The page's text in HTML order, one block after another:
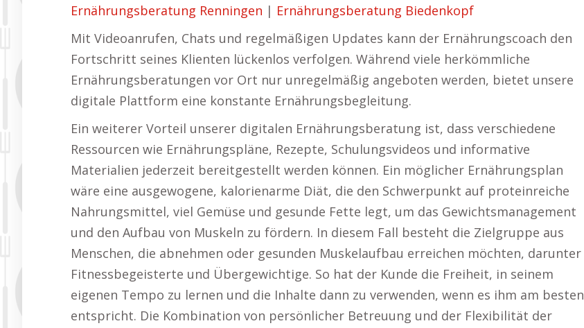
Ernährungsberatung Renningen | Ernährungsberatung Biedenkopf
Mit Videoanrufen, Chats und regelmäßigen Updates kann der Ernährungscoach den
Fortschritt seines Klienten lückenlos verfolgen. Während viele herkömmliche
Ernährungsberatungen vor Ort nur unregelmäßig angeboten werden, bietet unsere
digitale Plattform eine konstante Ernährungsbegleitung.
Ein weiterer Vorteil unserer digitalen Ernährungsberatung ist, dass verschiedene
Ressourcen wie Ernährungspläne, Rezepte, Schulungsvideos und informative
Materialien jederzeit bereitgestellt werden können. Ein möglicher Ernährungsplan
wäre eine ausgewogene, kalorienarme Diät, die den Schwerpunkt auf proteinreiche
Nahrungsmittel, viel Gemüse und gesunde Fette legt, um das Gewichtsmanagement
und den Aufbau von Muskeln zu fördern. In diesem Fall besteht die Zielgruppe aus
Menschen, die abnehmen oder gesunden Muskelaufbau erreichen möchten, darunter
Fitnessbegeisterte und Übergewichtige. So hat der Kunde die Freiheit, in seinem
eigenen Tempo zu lernen und die Inhalte dann zu verwenden, wenn es ihm am besten
entspricht. Die Kombination von persönlicher Betreuung und der Flexibilität der